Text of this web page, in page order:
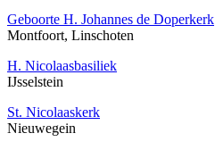
Geboorte H. Johannes de Doperkerk
Montfoort, Linschoten
H. Nicolaasbasiliek
IJsselstein
St. Nicolaaskerk
Nieuwegein